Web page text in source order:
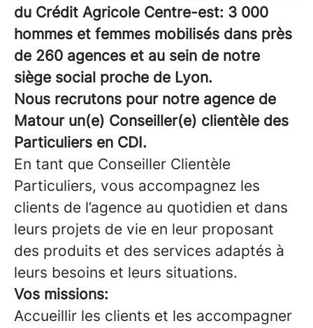
du Crédit Agricole Centre-est: 3 000
hommes et femmes mobilisés dans près
de 260 agences et au sein de notre
siège social proche de Lyon.
Nous recrutons pour notre agence de
Matour un(e) Conseiller(e) clientèle des
Particuliers en CDI.
En tant que Conseiller Clientèle
Particuliers, vous accompagnez les
clients de l’agence au quotidien et dans
leurs projets de vie en leur proposant
des produits et des services adaptés à
leurs besoins et leurs situations.
Vos missions:
Accueillir les clients et les accompagner